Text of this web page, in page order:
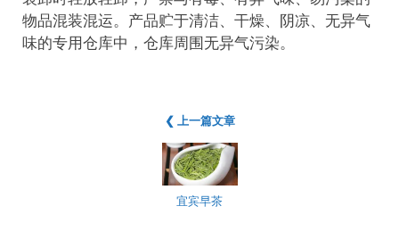
物品混装混运。产品贮于清洁、干燥、阴凉、无异气
味的专用仓库中，仓库周围无异气污染。
❮ 上一篇文章
宜宾早茶